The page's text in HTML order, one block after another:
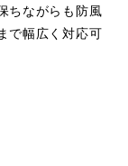
ちながらも防風
で幅広く対応可